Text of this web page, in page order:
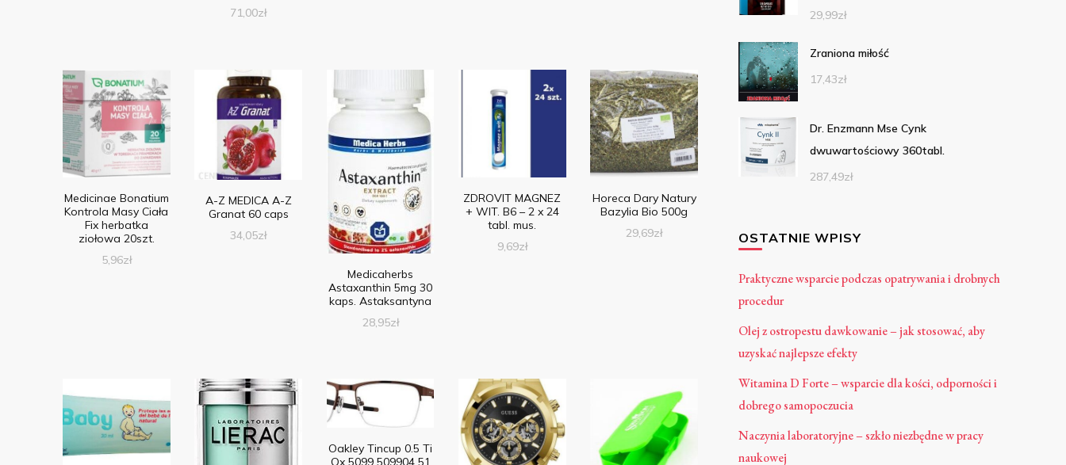
71,00zł
Medicinae Bonatium
Kontrola Masy Ciała
Fix herbatka
ziołowa 20szt.
5,96zł
A-Z MEDICA A-Z
Granat 60 caps
34,05zł
Medicaherbs
Astaxanthin 5mg 30
kaps. Astaksantyna
28,95zł
ZDROVIT MAGNEZ
+ WIT. B6 – 2 x 24
tabl. mus.
9,69zł
Horeca Dary Natury
Bazylia Bio 500g
29,69zł
Oakley Tincup 0.5 Ti
Ox 5099 509904 51
29,99zł
Zraniona miłość
17,43zł
Dr. Enzmann Mse Cynk
dwuwartościowy 360tabl.
287,49zł
OSTATNIE WPISY
Praktyczne wsparcie podczas opatrywania i drobnych
procedur
Olej z ostropestu dawkowanie – jak stosować, aby
uzyskać najlepsze efekty
Witamina D Forte – wsparcie dla kości, odporności i
dobrego samopoczucia
Naczynia laboratoryjne – szkło niezbędne w pracy
naukowej